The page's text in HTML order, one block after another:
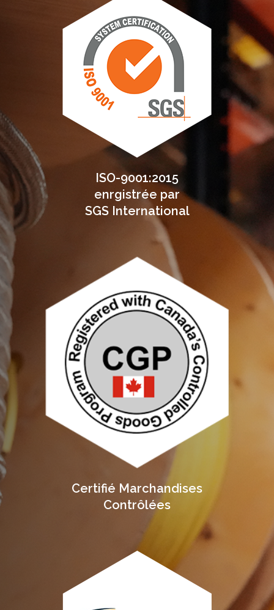
ISO-9001:2015
enrgistrée par
SGS International
Certifié Marchandises
Contrôlées